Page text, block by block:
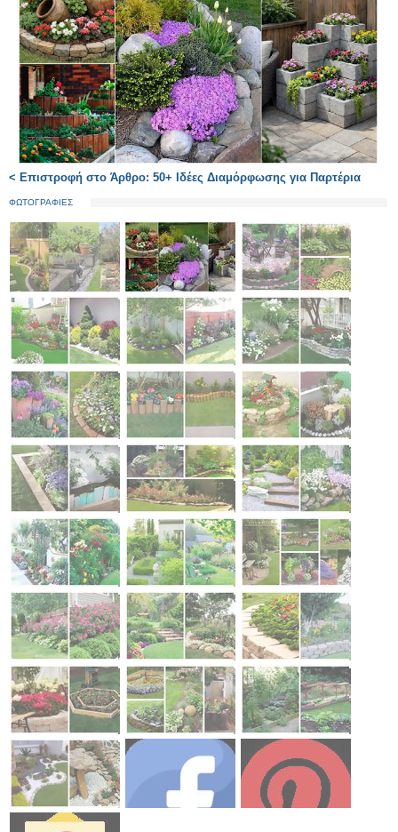
< Επιστροφή στο Άρθρο: 50+ Ιδέες Διαμόρφωσης για Παρτέρια
ΦΩΤΟΓΡΑΦΙΕΣ